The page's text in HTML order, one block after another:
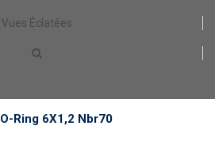
Vues Éclatées
O-Ring 6X1,2 Nbr70